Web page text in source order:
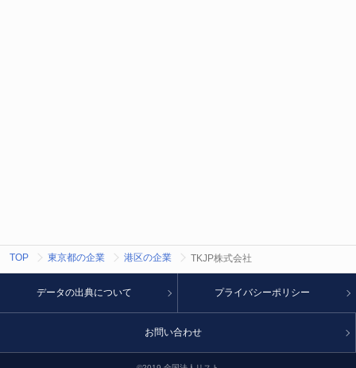
TOP 東京都の企業 港区の企業 TKJP株式会社
データの出典について プライバシーポリシー
お問い合わせ